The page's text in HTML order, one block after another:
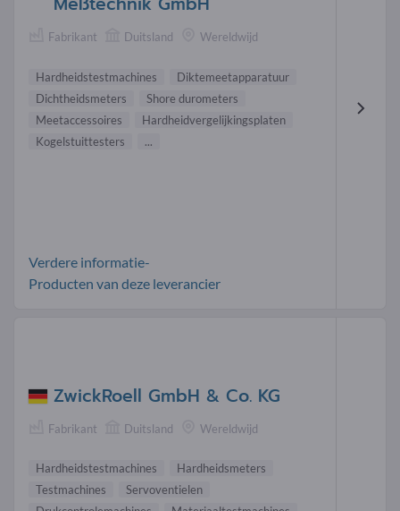
Fabrikant Duitsland Wereldwijd
Hardheidstestmachines
Diktemeetapparatuur
Dichtheidsmeters
Shore durometers
Meetaccessoires
Hardheidvergelijkingsplaten
Kogelstuittesters
...
Verdere informatie-
Producten van deze leverancier
ZwickRoell GmbH & Co. KG
Fabrikant Duitsland Wereldwijd
Hardheidstestmachines
Hardheidsmeters
Testmachines
Servoventielen